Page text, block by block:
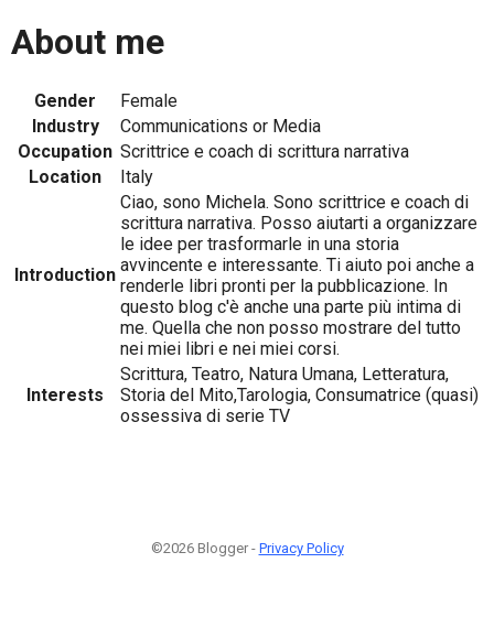
About me
Gender
Female
Industry
Communications or Media
Occupation Scrittrice e coach di scrittura narrativa
Location
Italy
Introduction
Ciao, sono Michela. Sono scrittrice e coach di
scrittura narrativa. Posso aiutarti a organizzare
le idee per trasformarle in una storia
avvincente e interessante. Ti aiuto poi anche a
renderle libri pronti per la pubblicazione. In
questo blog c'è anche una parte più intima di
me. Quella che non posso mostrare del tutto
nei miei libri e nei miei corsi.
Interests
Scrittura, Teatro, Natura Umana, Letteratura,
Storia del Mito,Tarologia, Consumatrice (quasi)
ossessiva di serie TV
©2026 Blogger - Privacy Policy